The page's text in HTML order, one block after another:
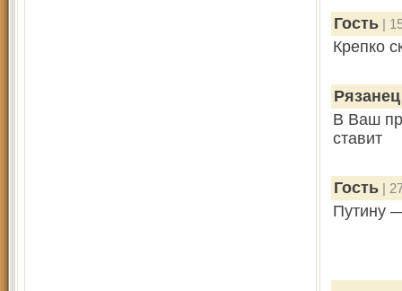
Гость |
Крепко
Рязанец
В Ваш
ставит
Гость |
Путину